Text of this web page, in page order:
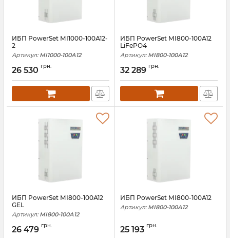
ИБП PowerSet МІ1000-100А12-
2
Артикул: МІ1000-100А12
26 530 грн.
ИБП PowerSet МІ800-100А12
LiFePO4
Артикул: МІ800-100А12
32 289 грн.
ИБП PowerSet МІ800-100А12
GEL
Артикул: МІ800-100А12
26 479 грн.
ИБП PowerSet МІ800-100А12
Артикул: МІ800-100А12
25 193 грн.